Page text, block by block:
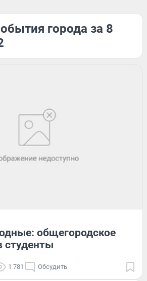
города за 8
общегородское
студенты
1 781 Обсудить